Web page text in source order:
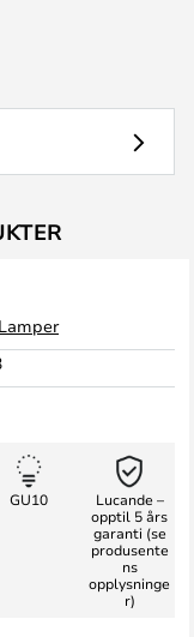
GU10
Lucande –
opptil 5 års
garanti (se
produsente
ns
opplysninge
r)